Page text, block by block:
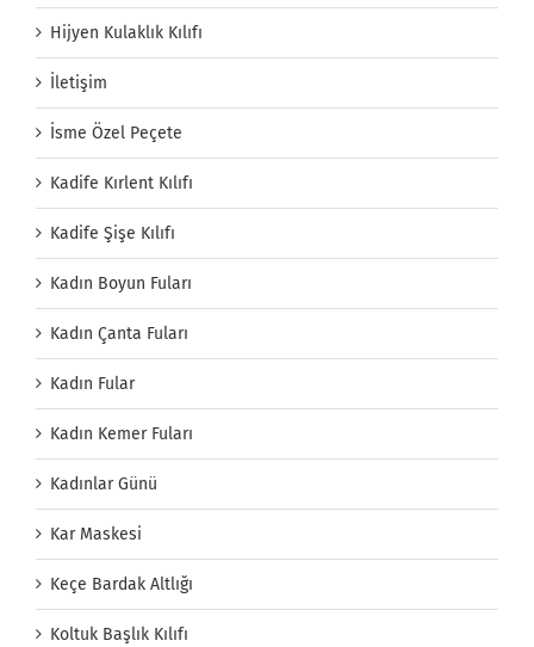
Hijyen Kulaklık Kılıfı
İletişim
İsme Özel Peçete
Kadife Kırlent Kılıfı
Kadife Şişe Kılıfı
Kadın Boyun Fuları
Kadın Çanta Fuları
Kadın Fular
Kadın Kemer Fuları
Kadınlar Günü
Kar Maskesi
Keçe Bardak Altlığı
Koltuk Başlık Kılıfı